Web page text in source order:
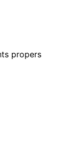
propers